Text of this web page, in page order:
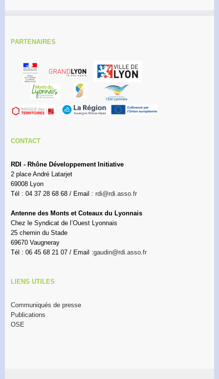
PARTENAIRES
CONTACT
RDI - Rhône Développement Initiative
2 place André Latarjet
69008 Lyon
Tél : 04 37 28 68 68 / Email : rdi@rdi.asso.fr
Antenne des Monts et Coteaux du Lyonnais
Chez le Syndicat de l’Ouest Lyonnais
25 chemin du Stade
69670 Vaugneray
Tél : 06 45 68 21 07 / Email :gaudin@rdi.asso.fr
LIENS UTILES
Communiqués de presse
Publications
OSE